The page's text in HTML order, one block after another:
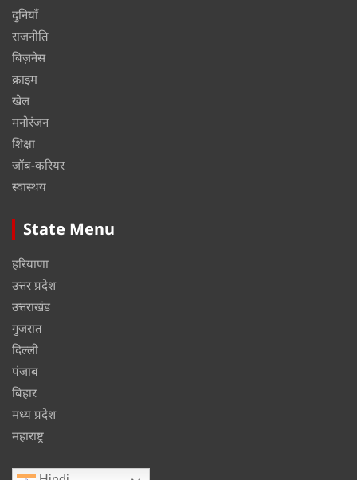
दुनियाँ
राजनीति
बिज़नेस
क्राइम
खेल
मनोरंजन
शिक्षा
जॉब-करियर
स्वास्थय
State Menu
हरियाणा
उत्तर प्रदेश
उत्तराखंड
गुजरात
दिल्ली
पंजाब
बिहार
मध्य प्रदेश
महाराष्ट्र